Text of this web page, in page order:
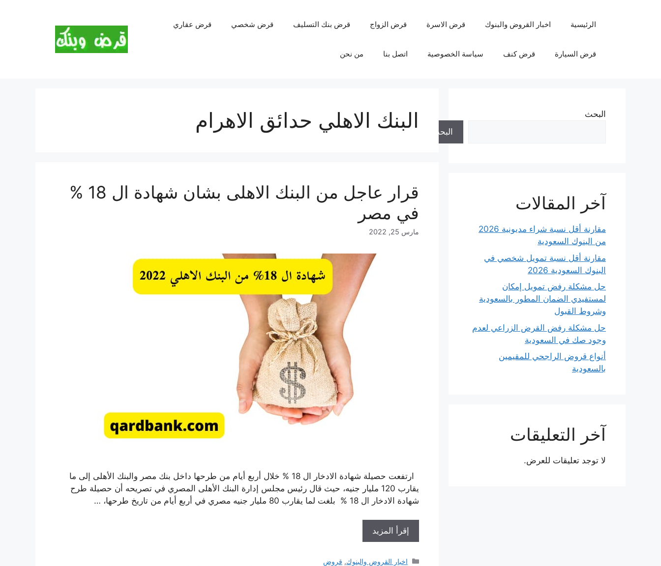
الرئيسية اخبار القروض والبنوك قرض الاسرة قرض الزواج قرض بنك التسليف قرض شخصي قرض عقاري
قرض السيارة قرض كنف سياسة الخصوصية اتصل بنا من نحن
البنك الاهلي حدائق الاهرام
قرار عاجل من البنك الاهلى بشان شهادة ال 18 %
في مصر
مارس 25, 2022
ارتفعت حصيلة شهادة الادخار ال 18 % خلال أربع أيام من طرحها داخل بنك مصر والبنك الأهلى إلى ما
يقارب 120 مليار جنيه، حيث قال رئيس مجلس إدارة البنك الأهلى المصري في تصريحه أن حصيلة طرح
شهادة الادخار ال 18 % بلغت لما يقارب 80 مليار جنيه مصري في أربع أيام من تاريخ طرحها، …
إقرأ المزيد
التصنيفات
اخبار القروض والبنوك, قروض
البحث
البحث
آخر المقالات
مقارنة أقل نسبة شراء مديونية 2026
من البنوك السعودية
مقارنة أقل نسبة تمويل شخصي في
البنوك السعودية 2026
حل مشكلة رفض تمويل إمكان
لمستفيدي الضمان المطور بالسعودية
وشروط القبول
حل مشكلة رفض القرض الزراعي لعدم
وجود صك في السعودية
أنواع قروض الراجحي للمقيمين
بالسعودية
آخر التعليقات
لا توجد تعليقات للعرض.